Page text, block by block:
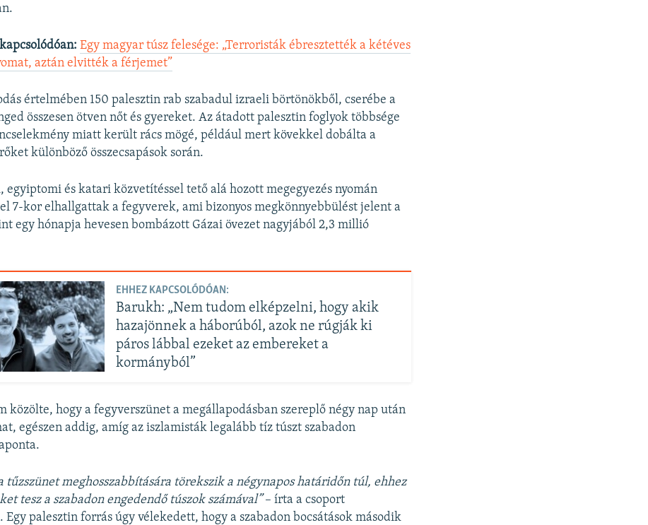
Egy magyar túsz felesége: „Terroristák ébresztették a kétéves
aztán elvitték a férjemet”
értelmében 150 palesztin rab szabadul izraeli börtönökből, cserébe a
összesen ötven nőt és gyereket. Az átadott palesztin foglyok többsége
miatt került rács mögé, például mert kövekkel dobálta a
különböző összecsapások során.
egyiptomi és katari közvetítéssel tető alá hozott megegyezés nyomán
7-kor elhallgattak a fegyverek, ami bizonyos megkönnyebbülést jelent a
egy hónapja hevesen bombázott Gázai övezet nagyjából 2,3 millió
EHHEZ KAPCSOLÓDÓAN:
Barukh: „Nem tudom elképzelni, hogy akik
hazajönnek a háborúból, azok ne rúgják ki
páros lábbal ezeket az embereket a
kormányból”
közölte, hogy a fegyverszünet a megállapodásban szereplő négy nap után
egészen addig, amíg az iszlamisták legalább tíz túszt szabadon
tűzszünet meghosszabbítására törekszik a négynapos határidőn túl, ehhez
tesz a szabadon engedendő túszok számával”– írta a csoport
Egy palesztin forrás úgy vélekedett, hogy a szabadon bocsátások második